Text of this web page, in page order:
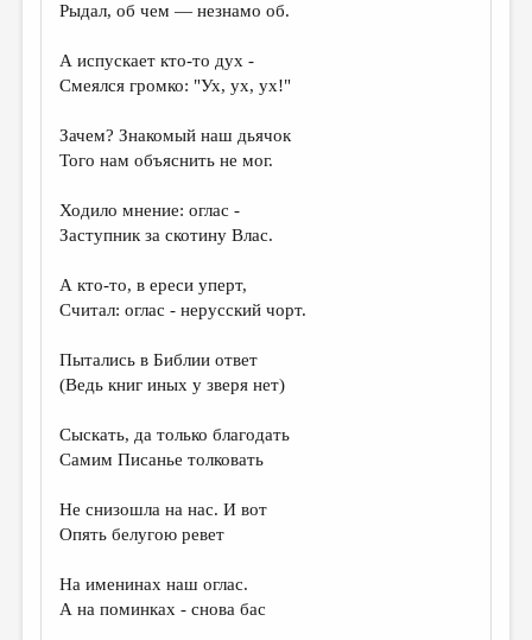
ДАЙДЖЕСТ
ПРОИЗВЕДЕНИЯ
ПЕРЕВОДЫ
КОНКУРСЫ
КНИЖНАЯ ПОЛКА
СТРАНИЦЫ ПАМЯТИ
ОБЪЯВЛЕНИЯ
РЕДКОЛЛЕГИЯ
МАЛАЯ ПРОЗА
ЛИТЕРАТУРОВЕДЕНИЕ
Рыдал, об чем — незнамо об.
А испускает кто-то дух -
Смеялся громко: "Ух, ух, ух!"
Зачем? Знакомый наш дьячок
Того нам объяснить не мог.
Ходило мнение: оглас -
Заступник за скотину Влас.
А кто-то, в ереси уперт,
Считал: оглас - нерусский чорт.
Пытались в Библии ответ
(Ведь книг иных у зверя нет)
Сыскать, да только благодать
Самим Писанье толковать
Не снизошла на нас. И вот
Опять белугою ревет
На именинах наш оглас.
А на поминках - снова бас